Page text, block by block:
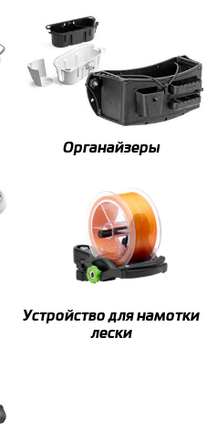
Органайзеры
Устройство для намотки
лески